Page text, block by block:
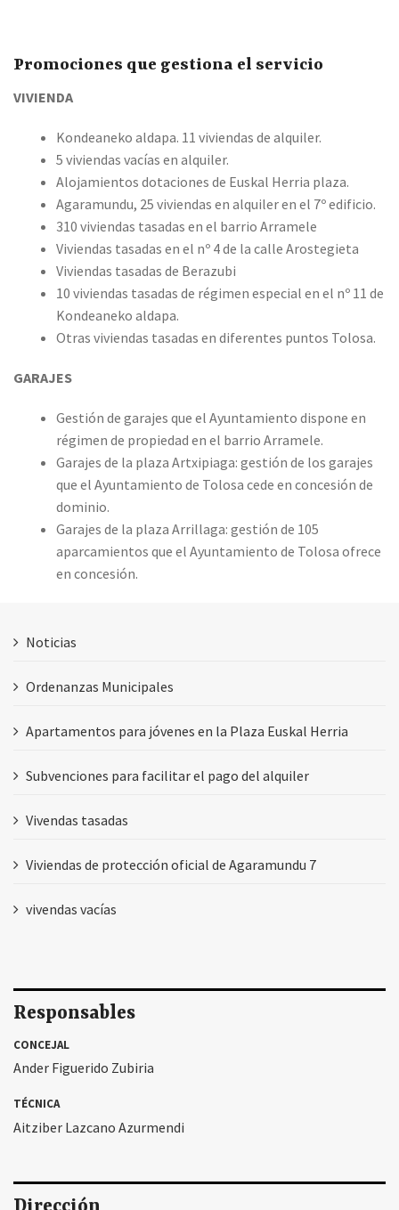
Promociones que gestiona el servicio
VIVIENDA
Kondeaneko aldapa. 11 viviendas de alquiler.
5 viviendas vacías en alquiler.
Alojamientos dotaciones de Euskal Herria plaza.
Agaramundu, 25 viviendas en alquiler en el 7º edificio.
310 viviendas tasadas en el barrio Arramele
Viviendas tasadas en el nº 4 de la calle Arostegieta
Viviendas tasadas de Berazubi
10 viviendas tasadas de régimen especial en el nº 11 de
Kondeaneko aldapa.
Otras viviendas tasadas en diferentes puntos Tolosa.
GARAJES
Gestión de garajes que el Ayuntamiento dispone en
régimen de propiedad en el barrio Arramele.
Garajes de la plaza Artxipiaga: gestión de los garajes
que el Ayuntamiento de Tolosa cede en concesión de
dominio.
Garajes de la plaza Arrillaga: gestión de 105
aparcamientos que el Ayuntamiento de Tolosa ofrece
en concesión.
Noticias
Ordenanzas Municipales
Apartamentos para jóvenes en la Plaza Euskal Herria
Subvenciones para facilitar el pago del alquiler
Vivendas tasadas
Viviendas de protección oficial de Agaramundu 7
vivendas vacías
Responsables
CONCEJAL
Ander Figuerido Zubiria
TÉCNICA
Aitziber Lazcano Azurmendi